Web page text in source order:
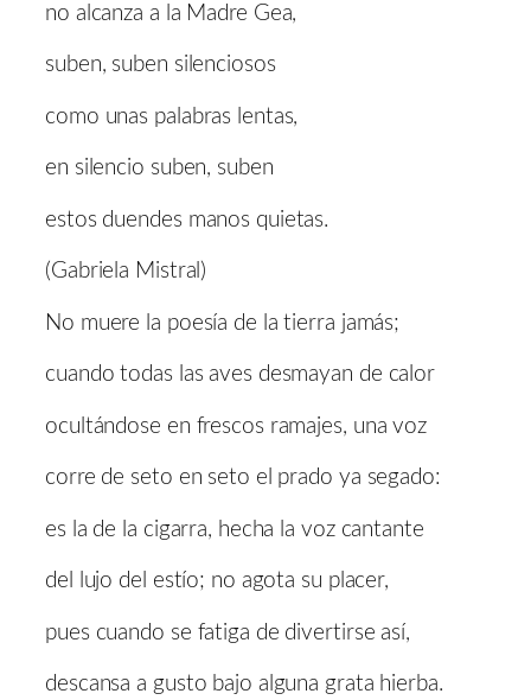
no alcanza a la Madre Gea,
suben, suben silenciosos
como unas palabras lentas,
en silencio suben, suben
estos duendes manos quietas.
(Gabriela Mistral)
No muere la poesía de la tierra jamás;
cuando todas las aves desmayan de calor
ocultándose en frescos ramajes, una voz
corre de seto en seto el prado ya segado:
es la de la cigarra, hecha la voz cantante
del lujo del estío; no agota su placer,
pues cuando se fatiga de divertirse así,
descansa a gusto bajo alguna grata hierba.